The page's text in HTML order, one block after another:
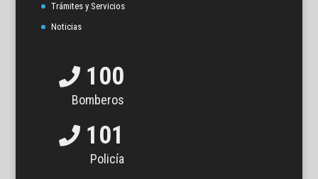
Trámites y Servicios
Noticias
100
Bomberos
101
Policía